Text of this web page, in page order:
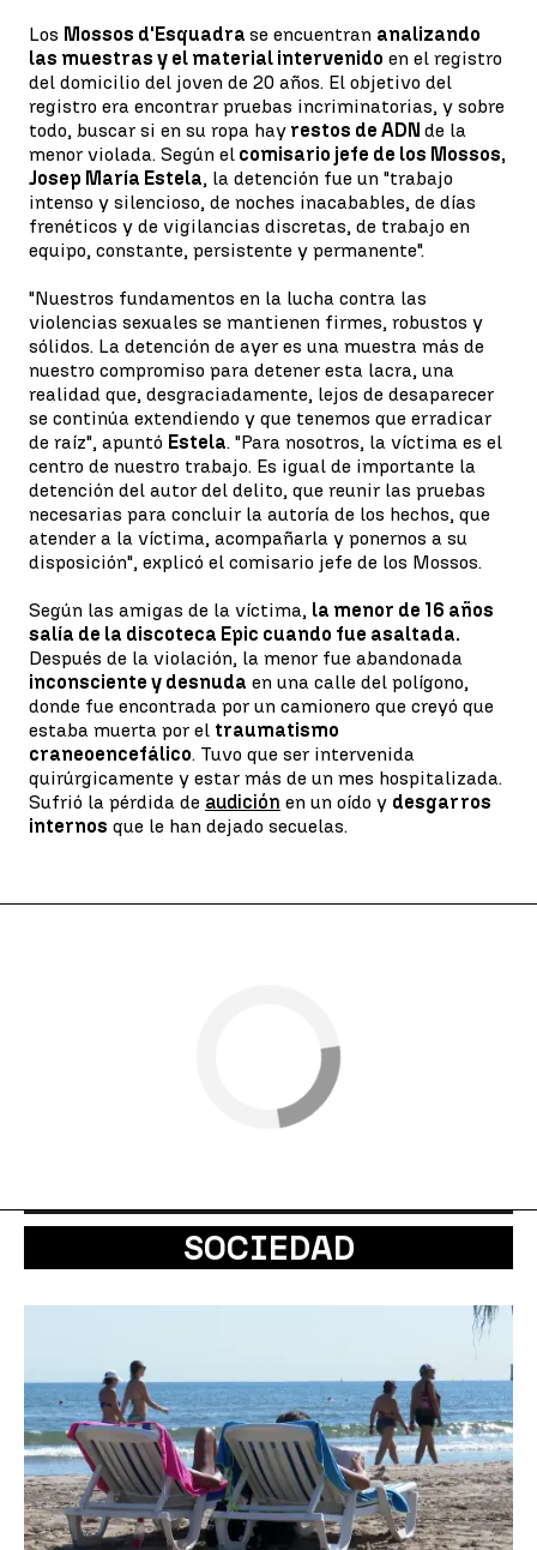
Los Mossos d'Esquadra se encuentran analizando
las muestras y el material intervenido en el registro
del domicilio del joven de 20 años. El objetivo del
registro era encontrar pruebas incriminatorias, y sobre
todo, buscar si en su ropa hay restos de ADN de la
menor violada. Según el comisario jefe de los Mossos,
Josep María Estela, la detención fue un "trabajo
intenso y silencioso, de noches inacabables, de días
frenéticos y de vigilancias discretas, de trabajo en
equipo, constante, persistente y permanente".
"Nuestros fundamentos en la lucha contra las
violencias sexuales se mantienen firmes, robustos y
sólidos. La detención de ayer es una muestra más de
nuestro compromiso para detener esta lacra, una
realidad que, desgraciadamente, lejos de desaparecer
se continúa extendiendo y que tenemos que erradicar
de raíz", apuntó Estela. "Para nosotros, la víctima es el
centro de nuestro trabajo. Es igual de importante la
detención del autor del delito, que reunir las pruebas
necesarias para concluir la autoría de los hechos, que
atender a la víctima, acompañarla y ponernos a su
disposición", explicó el comisario jefe de los Mossos.
Según las amigas de la víctima, la menor de 16 años
salía de la discoteca Epic cuando fue asaltada.
Después de la violación, la menor fue abandonada
inconsciente y desnuda en una calle del polígono,
donde fue encontrada por un camionero que creyó que
estaba muerta por el traumatismo
craneoencefálico. Tuvo que ser intervenida
quirúrgicamente y estar más de un mes hospitalizada.
Sufrió la pérdida de audición en un oído y desgarros
internos que le han dejado secuelas.
SOCIEDAD